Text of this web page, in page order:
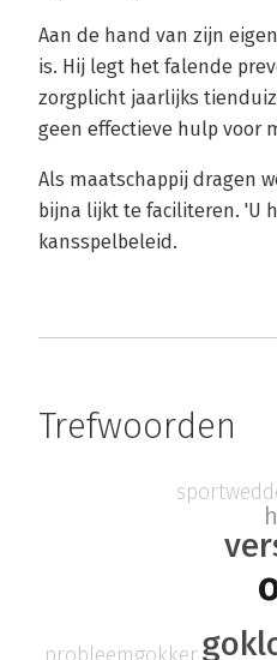
Aan de hand van zijn
is. Hij legt het falende
zorgplicht jaarlijks
geen effectieve hulp voor
Als maatschappij dragen
bijna lijkt te faciliteren. 'U
kansspelbeleid.
Trefwoorden